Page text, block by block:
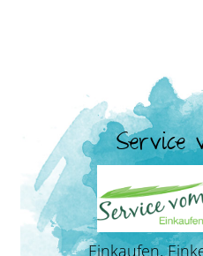
Service
Einkaufen,